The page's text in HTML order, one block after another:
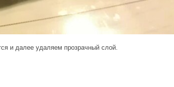
и далее удаляем прозрачный слой.